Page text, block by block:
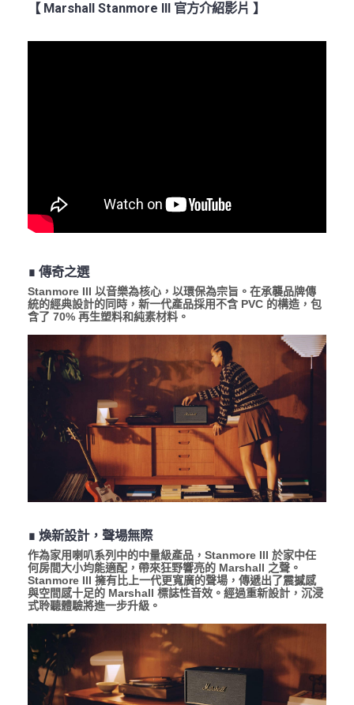
【 Marshall Stanmore III 官方介紹影片 】
∎ 傳奇之選
Stanmore III 以音樂為核心，以環保為宗旨。在承襲品牌傳
統的經典設計的同時，新一代產品採用不含 PVC 的構造，包
含了 70% 再生塑料和純素材料。
∎ 煥新設計，聲場無際
作為家用喇叭系列中的中量級產品，Stanmore III 於家中任
何房間大小均能適配，帶來狂野響亮的 Marshall 之聲。
Stanmore III 擁有比上一代更寬廣的聲場，傳遞出了震撼感
與空間感十足的 Marshall 標誌性音效。經過重新設計，沉浸
式聆聽體驗將進一步升級。